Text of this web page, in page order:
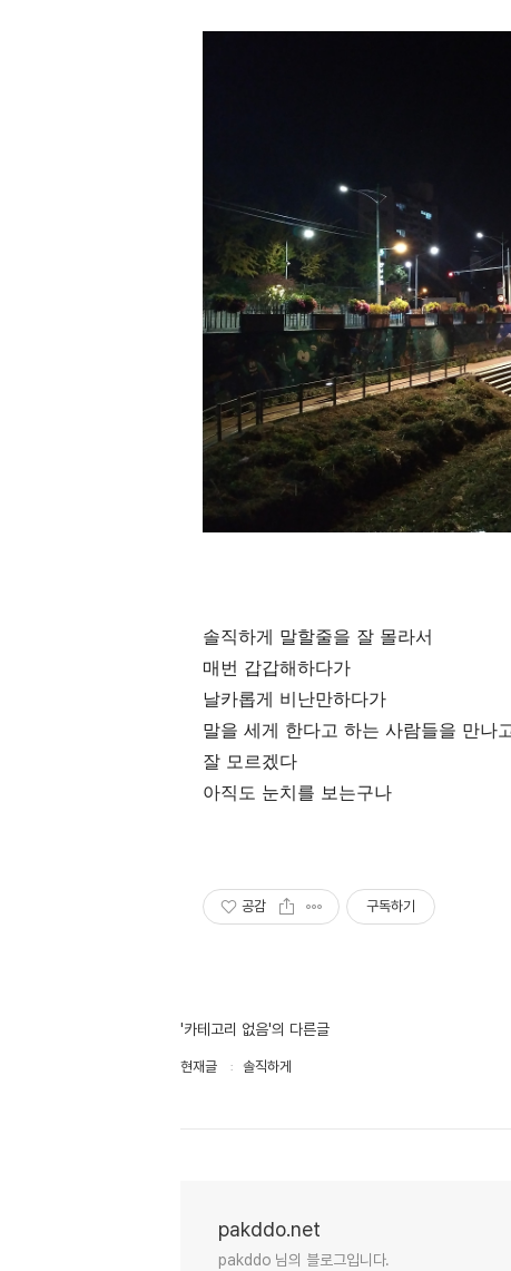
솔직하게 말할줄을 잘 몰라서
매번 갑갑해하다가
날카롭게 비난만하다가
말을 세게 한다고 하는 사람들을 만나
잘 모르겠다
아직도 눈치를 보는구나
공감 구독하기
'카테고리 없음'의 다른글
현재글 솔직하게
pakddo.net
pakddo 님의 블로그입니다.